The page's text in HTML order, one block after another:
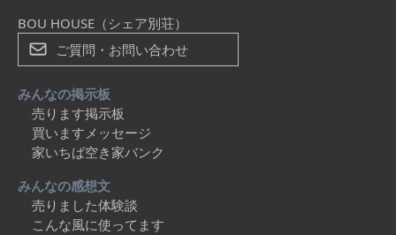
BOU HOUSE（シェア別荘）
ご質問・お問い合わせ
みんなの掲示板
売ります掲示板
買いますメッセージ
家いちば空き家バンク
みんなの感想文
売りました体験談
こんな風に使ってます